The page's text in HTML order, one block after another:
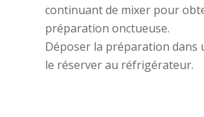
continuant de mixer pour
préparation onctueuse.
Déposer la préparation dans
le réserver au réfrigérateur.